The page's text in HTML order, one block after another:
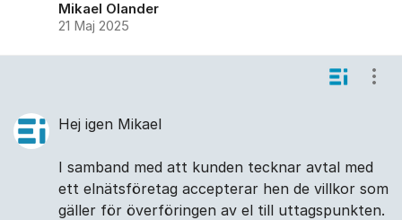
Mikael Olander
21 Maj 2025
Hej igen Mikael
I samband med att kunden tecknar avtal med
ett elnätsföretag accepterar hen de villkor som
gäller för överföringen av el till uttagspunkten.